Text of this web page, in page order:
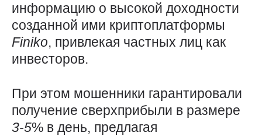
информацию о высокой доходности
созданной ими криптоплатформы
Finiko, привлекая частных лиц как
инвесторов.
При этом мошенники гарантировали
получение сверхприбыли в размере
3-5% в день, предлагая